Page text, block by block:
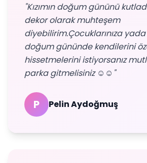
"Kızımın doğum gününü
dekor olarak muhteşem
diyebilirim.Çocuklarınıza
doğum gününde kendilerini
hissetmelerini istiyorsanız
parka gitmelisiniz ☺️☺️"
P Pelin Aydoğmuş